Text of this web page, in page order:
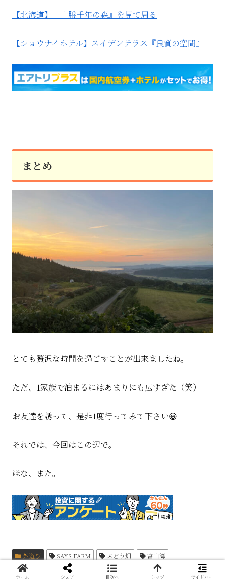
【北海道】『十勝千年の森』を見て周る
【ショウナイホテル】スイデンテラス『良質の空間』
まとめ
とても贅沢な時間を過ごすことが出来ましたね。
ただ、1家族で泊まるにはあまりにも広すぎた（笑）
お友達を誘って、是非1度行ってみて下さい😀
それでは、今回はこの辺で。
ほな、また。
外遊び SAYS FARM ぶどう畑 富山湾
スポンサーリンク
ホーム シェア 目次へ トップ サイドバー